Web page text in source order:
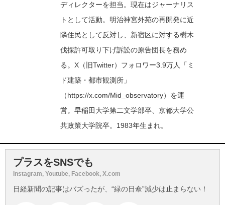
ディレクターを担当。現在はジャーナリス
トとして活動。明治神宮外苑の再開発に近
隣住民として反対し、新宿区に対する樹木
伐採許可取り下げ訴訟の原告団長を務め
る。X（旧Twitter）フォロワー3.9万人「ミ
ド建築・都市観測所」
（https://x.com/Mid_observatory）を運
営。早稲田大学第二文学部卒、京都大学公
共政策大学院卒。1983年生まれ。
プラスをSNSでも
Instagram, Youtube, Facebook, X.com
日経新聞の記事はバズったが、“緑の日傘”減少は止まらない！